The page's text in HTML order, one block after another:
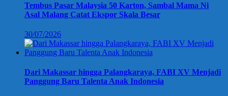
Tembus Pasar Malaysia 50 Karton, Sambal Mama Ni
Asal Malang Catat Ekspor Skala Besar
30/07/2026
Dari Makassar hingga Palangkaraya, FABI XV Menjadi
Panggung Baru Talenta Anak Indonesia